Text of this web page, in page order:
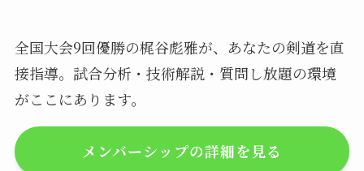
全国大会9回優勝の梶谷彪雅が、あなたの剣道を直
接指導。試合分析・技術解説・質問し放題の環境
がここにあります。
メンバーシップの詳細を見る